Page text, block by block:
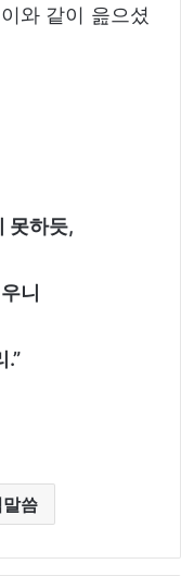
와 같이 읊으셨
못하듯,
니
.”
씀